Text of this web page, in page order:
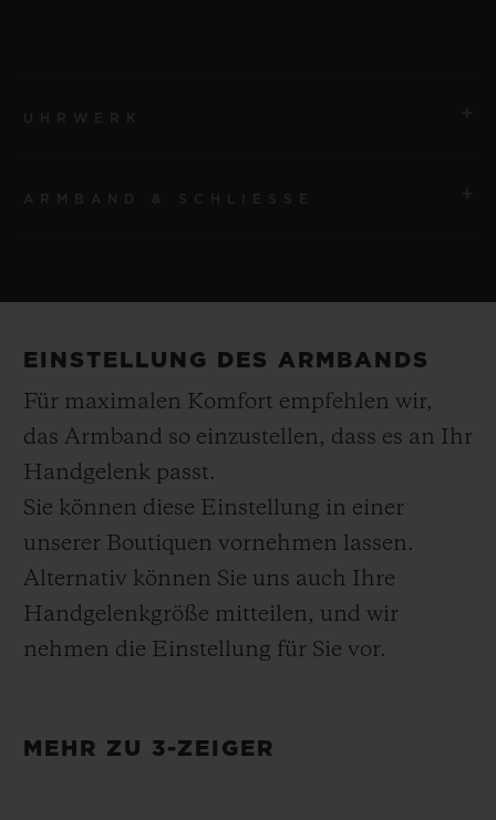
Etwa 48 Stunden
ARMBAND
SCHLIESSE
Spezielle Faltschließe aus Titan und
schwarzplattiertem Titan
EINSTELLUNG DES ARMBANDS
Für maximalen Komfort empfehlen wir,
das Armband so einzustellen, dass es an Ihr
Handgelenk passt.
Sie können diese Einstellung in einer
unserer Boutiquen vornehmen lassen.
Alternativ können Sie uns auch Ihre
Handgelenkgröße mitteilen, und wir
nehmen die Einstellung für Sie vor.
MEHR ZU 3-ZEIGER